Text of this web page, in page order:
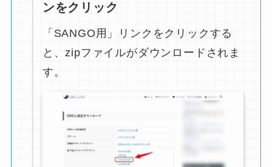
ンをクリック
「SANGO用」リンクをクリックする
と、zipファイルがダウンロードされま
す。